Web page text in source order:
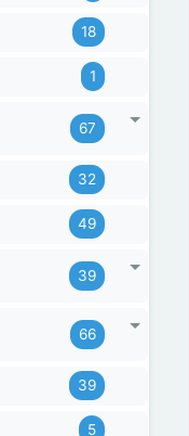
18
1
67
32
49
39
66
39
5